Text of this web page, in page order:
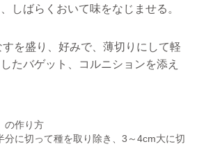
しばらくおいて味をなじませる。
を盛り、好みで、薄切りにして軽
たバゲット、コルニションを添え
の作り方
に切って種を取り除き、3～4cm大に切